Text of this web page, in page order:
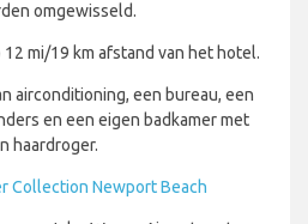
omgewisseld.
mi/19 km afstand van het hotel.
airconditioning, een bureau, een
en een eigen badkamer met
haardroger.
Collection Newport Beach